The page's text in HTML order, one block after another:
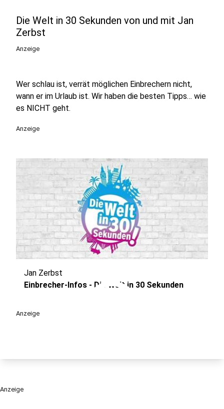
Die Welt in 30 Sekunden von und mit Jan
Zerbst
Anzeige
Wer schlau ist, verrät möglichen Einbrechern nicht,
wann er im Urlaub ist. Wir haben die besten Tipps… wie
es NICHT geht.
Anzeige
play_circle
Jan Zerbst
Einbrecher-Infos - Die Welt in 30 Sekunden
Anzeige
Anzeige